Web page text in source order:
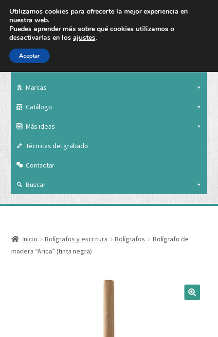
Marcas
Catálogo
Más ideas
Técnicas del grabado
Contactar
Buscar
Nuestra empresa
hijo
Inicio Bolígrafos y escritura Bolígrafos
Bolígrafo de
madera “Arica” (tinta negra)
Utilizamos cookies para ofrecerte la mejor experiencia en
nuestra web.
Puedes aprender más sobre qué cookies utilizamos o
desactivarlas en los ajustes.
Aceptar